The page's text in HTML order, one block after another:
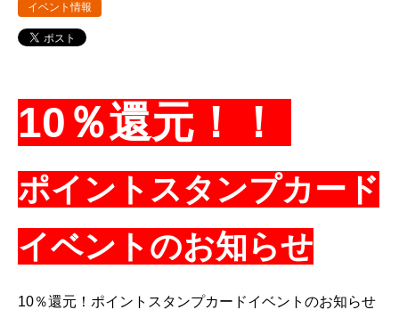
イベント情報
10％還元！！
ポイントスタンプカード
イベントのお知らせ
10％還元！ポイントスタンプカードイベントのお知らせ